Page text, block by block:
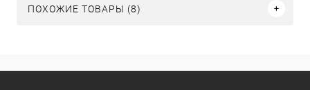
ПОХОЖИЕ ТОВАРЫ (8)